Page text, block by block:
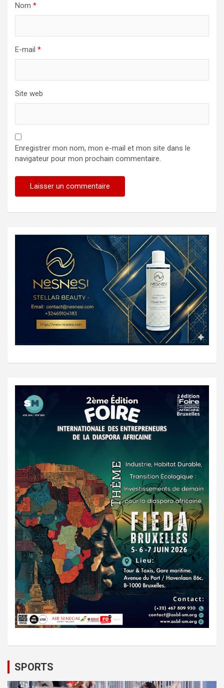
Nom *
E-mail *
Site web
Enregistrer mon nom, mon e-mail et mon site dans le
navigateur pour mon prochain commentaire.
SPORTS